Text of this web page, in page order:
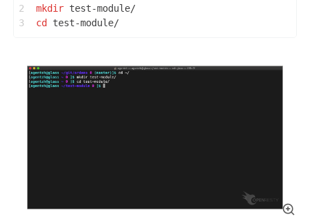
2
3
mkdir test-module/
cd
test-module/